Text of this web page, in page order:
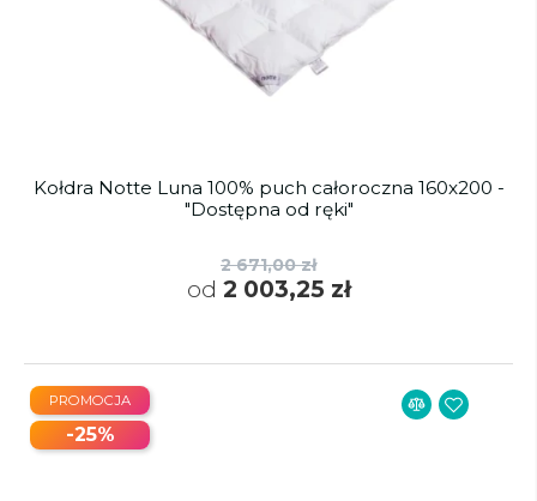
Kołdra Notte Luna 100% puch całoroczna 160x200 -
"Dostępna od ręki"
2 671,00 zł
od 2 003,25 zł
PROMOCJA
-25%